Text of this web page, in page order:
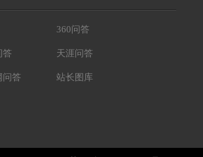
360问答
答 天涯问答
问答 站长图库